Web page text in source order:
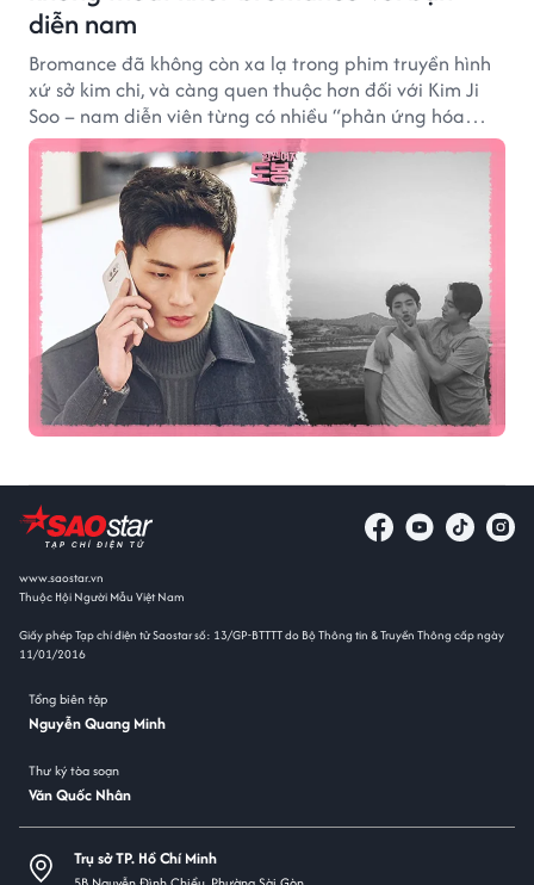
diễn nam
Bromance đã không còn xa lạ trong phim truyền hình
xứ sở kim chi, và càng quen thuộc hơn đối với Kim Ji
Soo – nam diễn viên từng có nhiều “phản ứng hóa
học” đáng yêu cùng các bạn diễn nam từ trong phim
đến ngoài đời.
www.saostar.vn
Thuộc Hội Người Mẫu Việt Nam
Giấy phép Tạp chí điện tử Saostar số: 13/GP-BTTTT do Bộ Thông tin & Truyền Thông cấp ngày
11/01/2016
Tổng biên tập
Nguyễn Quang Minh
Thư ký tòa soạn
Văn Quốc Nhân
Trụ sở TP. Hồ Chí Minh